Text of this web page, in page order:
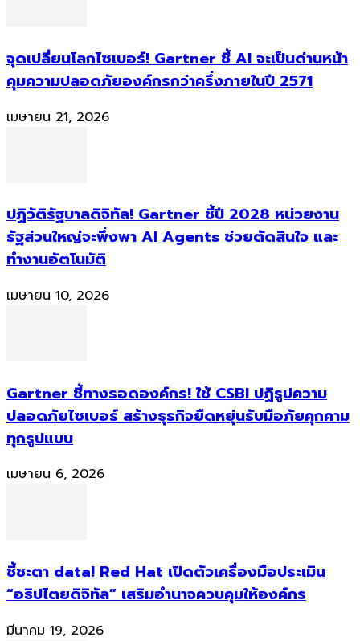
จุดเปลี่ยนโลกไซเบอร์! Gartner ชี้ AI จะเป็นด่านหน้า
คุมความปลอดภัยองค์กรกว่าครึ่งภายในปี 2571
เมษายน 21, 2026
ปฏิวัติรัฐบาลดิจิทัล! Gartner ชี้ปี 2028 หน่วยงาน
รัฐส่วนใหญ่จะพึ่งพา AI Agents ช่วยตัดสินใจ และ
ทำงานอัตโนมัติ
เมษายน 10, 2026
Gartner ชี้ทางรอดองค์กร! ใช้ CSBI ปฏิรูปความ
ปลอดภัยไซเบอร์ สร้างธุรกิจยืดหยุ่นรับมือภัยคุกคาม
ทุกรูปแบบ
เมษายน 6, 2026
ชี้ชะตา data! Red Hat เปิดตัวเครื่องมือประเมิน
“อธิปไตยดิจิทัล” เสริมอำนาจควบคุมให้องค์กร
มีนาคม 19, 2026